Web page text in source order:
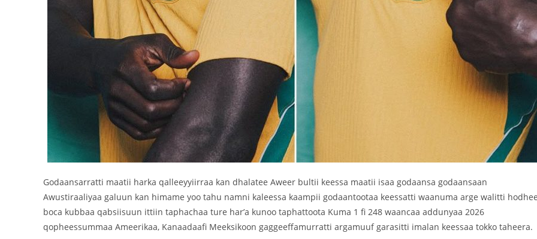
Godaansarratti maatii harka qalleeyyiirraa kan dhalatee Aweer bultii keessa maatii isaa godaansa godaansaan
Awustiraaliyaa galuun kan himame yoo tahu namni kaleessa kaampii godaantootaa keessatti waanuma arge walitti
boca kubbaa qabsiisuun ittiin taphachaa ture har’a kunoo taphattoota Kuma 1 fi 248 waancaa addunyaa 2026
qopheessummaa Ameerikaa, Kanaadaafi Meeksikoon gaggeeffamurratti argamuuf garasitti imalan keessaa tokko taheera.